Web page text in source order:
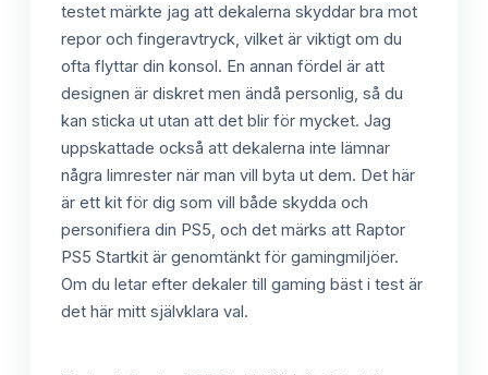
testet märkte jag att dekalerna skyddar bra mot
repor och fingeravtryck, vilket är viktigt om du
ofta flyttar din konsol. En annan fördel är att
designen är diskret men ändå personlig, så du
kan sticka ut utan att det blir för mycket. Jag
uppskattade också att dekalerna inte lämnar
några limrester när man vill byta ut dem. Det här
är ett kit för dig som vill både skydda och
personifiera din PS5, och det märks att Raptor
PS5 Startkit är genomtänkt för gamingmiljöer.
Om du letar efter dekaler till gaming bäst i test är
det här mitt självklara val.